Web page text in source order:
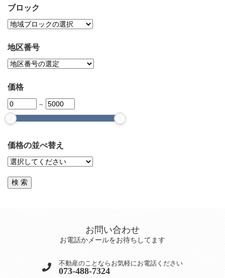
ブロック
地区番号
価格
～
価格の並べ替え
お問い合わせ
お電話かメールをお待ちしてます
不動産のことならお気軽にお電話ください
073-488-7324